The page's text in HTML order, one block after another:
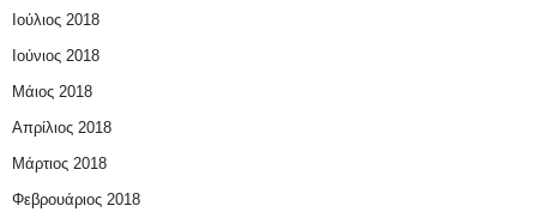
Ιούλιος 2018
Ιούνιος 2018
Μάιος 2018
Απρίλιος 2018
Μάρτιος 2018
Φεβρουάριος 2018